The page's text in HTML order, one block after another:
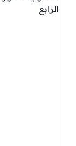
الرابع